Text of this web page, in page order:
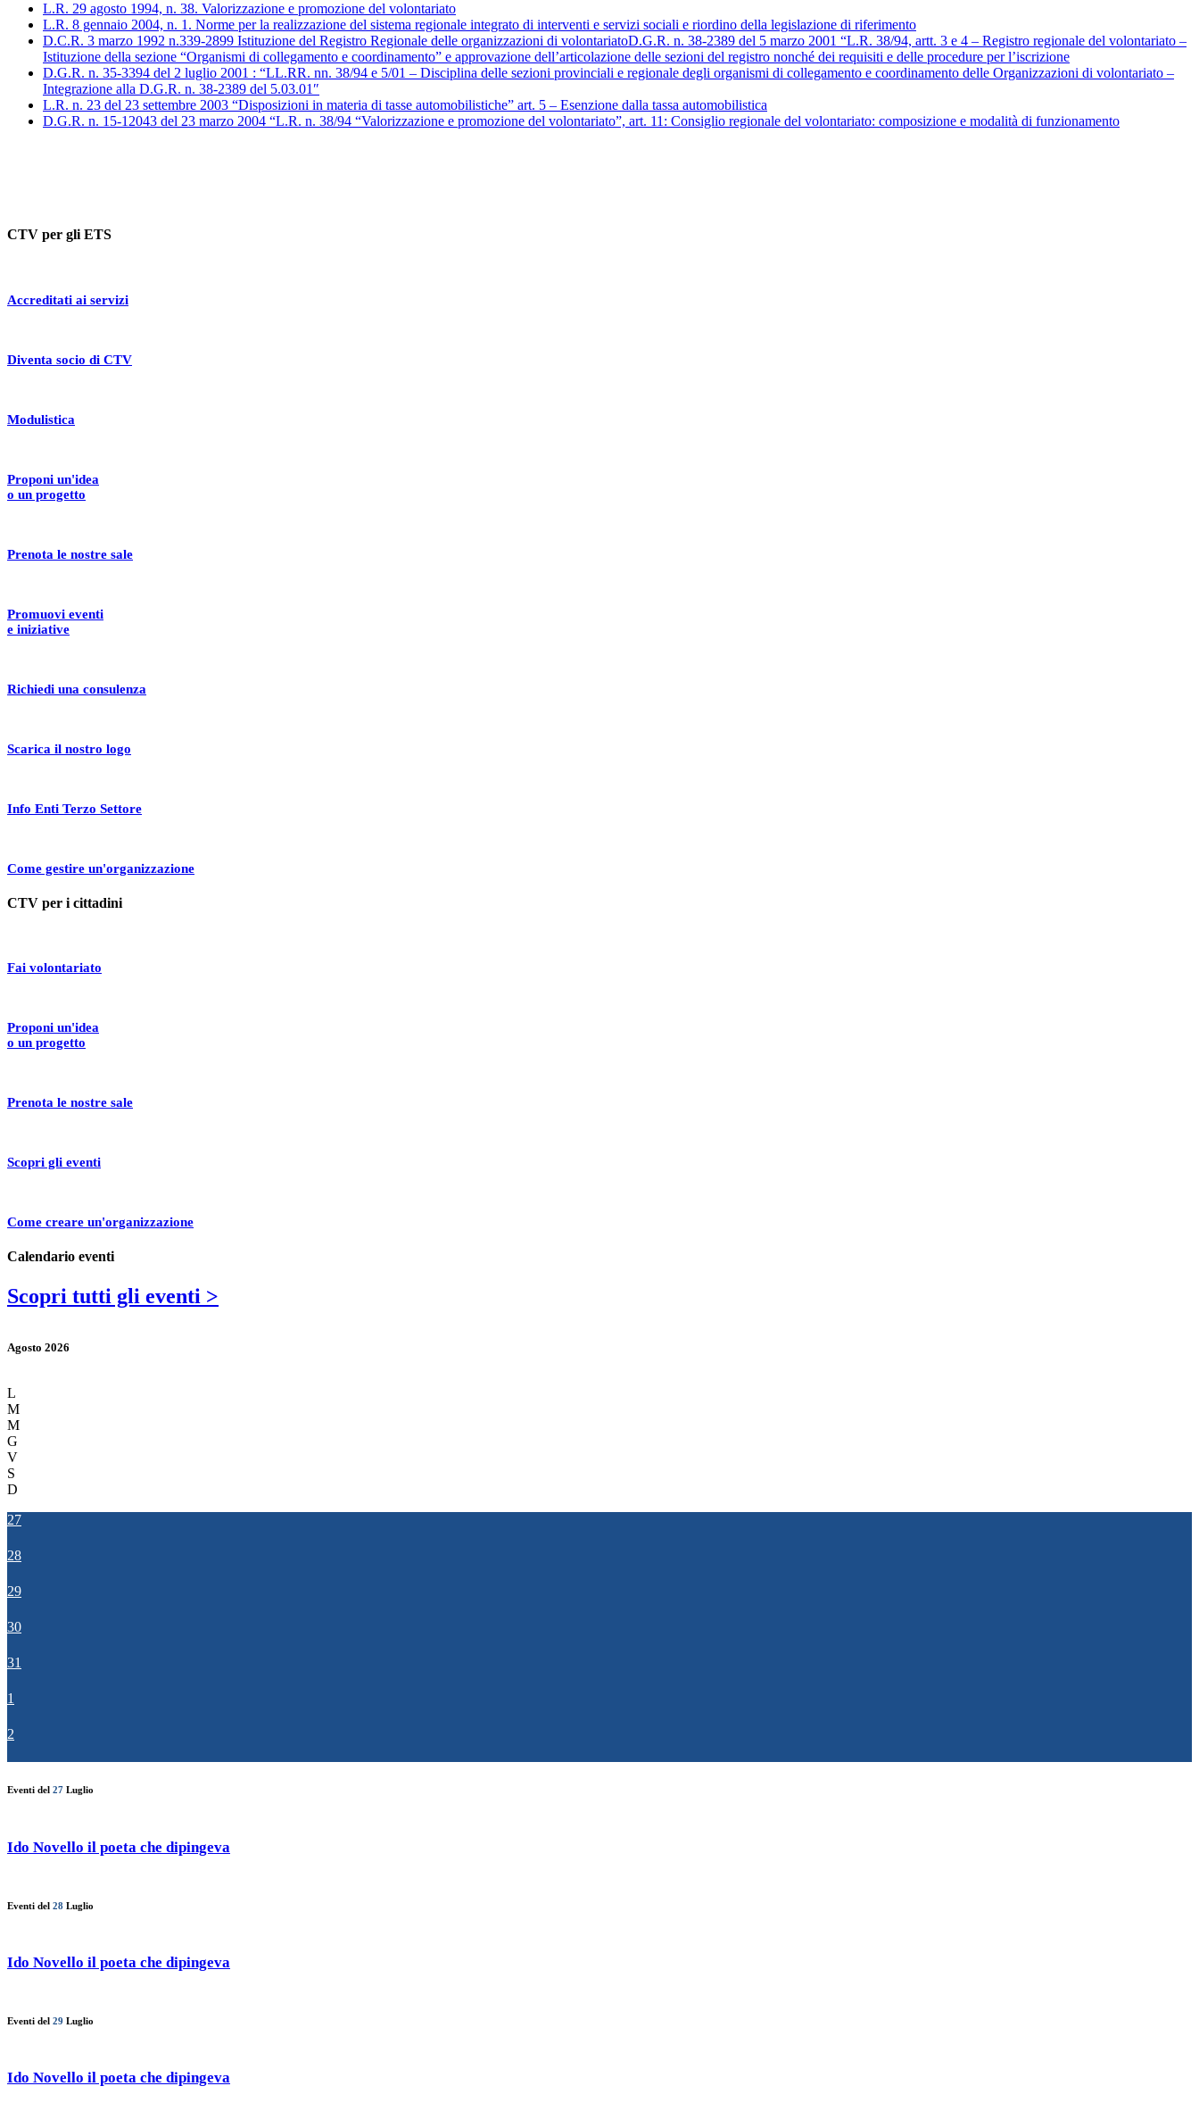
L.R. 29 agosto 1994, n. 38. Valorizzazione e promozione del volontariato
L.R. 8 gennaio 2004, n. 1. Norme per la realizzazione del sistema regionale integrato di interventi e servizi sociali e riordino della legislazione di riferimento
D.C.R. 3 marzo 1992 n.339-2899 Istituzione del Registro Regionale delle organizzazioni di volontariatoD.G.R. n. 38-2389 del 5 marzo 2001 “L.R. 38/94, artt. 3 e 4 – Registro regionale del volontariato –
Istituzione della sezione “Organismi di collegamento e coordinamento” e approvazione dell’articolazione delle sezioni del registro nonché dei requisiti e delle procedure per l’iscrizione
D.G.R. n. 35-3394 del 2 luglio 2001 : “LL.RR. nn. 38/94 e 5/01 – Disciplina delle sezioni provinciali e regionale degli organismi di collegamento e coordinamento delle Organizzazioni di volontariato –
Integrazione alla D.G.R. n. 38-2389 del 5.03.01″
L.R. n. 23 del 23 settembre 2003 “Disposizioni in materia di tasse automobilistiche” art. 5 – Esenzione dalla tassa automobilistica
D.G.R. n. 15-12043 del 23 marzo 2004 “L.R. n. 38/94 “Valorizzazione e promozione del volontariato”, art. 11: Consiglio regionale del volontariato: composizione e modalità di funzionamento
CTV per gli ETS
Accreditati ai servizi
Diventa socio di CTV
Modulistica
Proponi un'idea
o un progetto
Prenota le nostre sale
Promuovi eventi
e iniziative
Richiedi una consulenza
Scarica il nostro logo
Info Enti Terzo Settore
Come gestire un'organizzazione
CTV per i cittadini
Fai volontariato
Proponi un'idea
o un progetto
Prenota le nostre sale
Scopri gli eventi
Come creare un'organizzazione
Calendario eventi
Scopri tutti gli eventi >
Agosto 2026
L
M
M
G
V
S
D
27
28
29
30
31
1
2
Eventi del 27 Luglio
Ido Novello il poeta che dipingeva
Eventi del 28 Luglio
Ido Novello il poeta che dipingeva
Eventi del 29 Luglio
Ido Novello il poeta che dipingeva